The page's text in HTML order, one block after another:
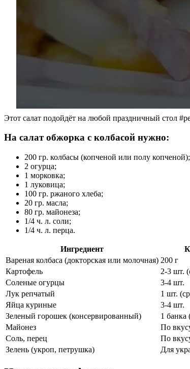
Этот салат подойдёт на любой праздничный стол
На салат обжорка с колбасой нужно:
200 гр. колбасы (копченой или полу копченой);
2 огурца;
1 морковка;
1 луковица;
100 гр. ржаного хлеба;
20 гр. масла;
80 гр. майонеза;
1/4 ч. л. соли;
1/4 ч. л. перца.
Ингредиент
Вареная колбаса (докторская или молочная) 200 г
Картофель
2-3 шт.
Соленые огурцы
3-4 шт.
Лук репчатый
1 шт.
Яйца куриные
3-4 шт.
Зеленый горошек (консервированный)
1 банка
Майонез
По
Соль, перец
По
Зелень (укроп, петрушка)
Для